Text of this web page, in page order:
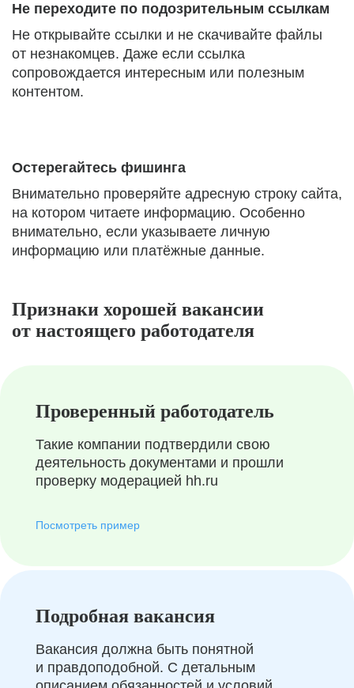
Не переходите по подозрительным ссылкам
Не открывайте ссылки и не скачивайте файлы
от незнакомцев. Даже если ссылка
сопровождается интересным или полезным
контентом.
Остерегайтесь фишинга
Внимательно проверяйте адресную строку сайта,
на котором читаете информацию. Особенно
внимательно, если указываете личную
информацию или платёжные данные.
Признаки хорошей вакансии
от настоящего работодателя
Проверенный работодатель
Такие компании подтвердили свою
деятельность документами и прошли
проверку модерацией hh.ru
Посмотреть пример
Подробная вакансия
Вакансия должна быть понятной
и правдоподобной. С детальным